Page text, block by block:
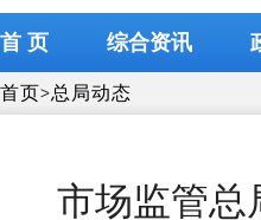
首 页 综合资讯
首页>总局动态
市场监管总